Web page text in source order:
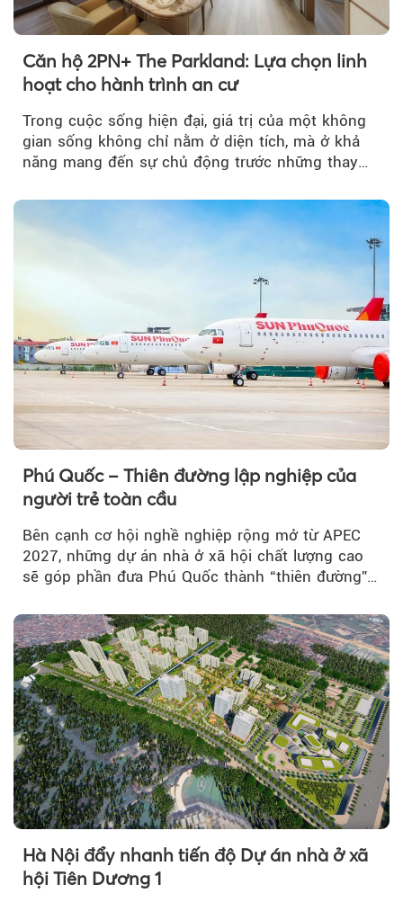
Theo Sở hữu trí
Căn hộ 2PN+ The Parkland: Lựa chọn linh
hoạt cho hành trình an cư
Trong cuộc sống hiện đại, giá trị của một không
gian sống không chỉ nằm ở diện tích, mà ở khả
năng mang đến sự chủ động trước những thay
Phú Quốc – Thiên đường lập nghiệp của
người trẻ toàn cầu
Bên cạnh cơ hội nghề nghiệp rộng mở từ APEC
2027, những dự án nhà ở xã hội chất lượng cao
sẽ góp phần đưa Phú Quốc thành “thiên đường”
Hà Nội đẩy nhanh tiến độ Dự án nhà ở xã
hội Tiên Dương 1